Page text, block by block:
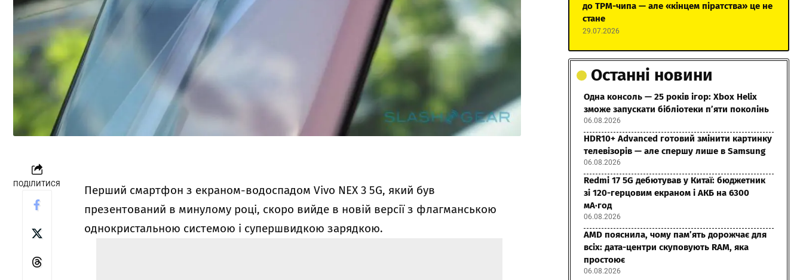
ПОДІЛИТИСЯ Перший смартфон з екраном-водоспадомVivo NEX 3 5G, який був
презентований в минулому році, скоро вийде в новій версії з флагманською
однокристальною системою і супершвидкою зарядкою.
до TPM-чипа — але «кінцем піратства» це не
стане
29.07.2026
Останні новини
Одна консоль — 25 років ігор: Xbox Helix
зможе запускати бібліотеки п’яти поколінь
06.08.2026
HDR10+ Advanced готовий змінити картинку
телевізорів — але спершу лише в Samsung
06.08.2026
Redmi 17 5G дебютував у Китаї: бюджетник
зі 120-герцовим екраном і АКБ на 6300
мА·год
06.08.2026
AMD пояснила, чому пам’ять дорожчає для
всіх: дата-центри скуповують RAM, яка
простоює
06.08.2026